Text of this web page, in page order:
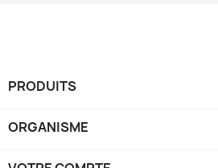
PRODUITS
ORGANISME